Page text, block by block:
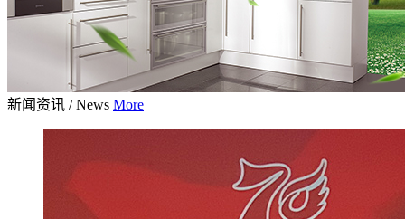
新闻资讯 / News More